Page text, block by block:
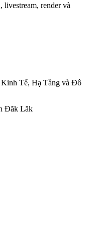
render và
Tế, Hạ Tầng và Đô
Đăk Lăk